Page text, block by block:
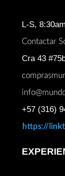
L-S,
Contactar
Cra 43
+57 (316)
https://